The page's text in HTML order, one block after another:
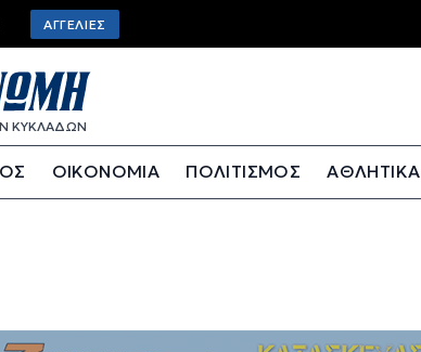
menu
ΑΓΓΕΛΊΕΣ
ΚΥΚΛΑΔΩΝ
ΟΙΚΟΝΟΜΙΑ ΠΟΛΙΤΙΣΜΟΣ
ΑΘΛΗΤΙΚΑ